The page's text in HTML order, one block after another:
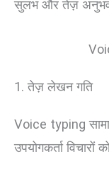
सुलभ और तेज़ अनुभव
1. तेज़ लेखन गति
Voice typing
उपयोगकर्ता